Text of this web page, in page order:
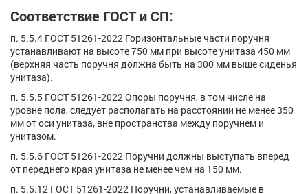
Соответствие ГОСТ и СП:
п. 5.5.4 ГОСТ 51261-2022 Горизонтальные части поручня
устанавливают на высоте 750 мм при высоте унитаза 450 мм
(верхняя часть поручня должна быть на 300 мм выше сиденья
унитаза).
п. 5.5.5 ГОСТ 51261-2022 Опоры поручня, в том числе на
уровне пола, следует располагать на расстоянии не менее 350
мм от оси унитаза, вне пространства между поручнем и
унитазом.
п. 5.5.6 ГОСТ 51261-2022 Поручни должны выступать вперед
от переднего края унитаза не менее чем на 150 мм.
п. 5.5.12 ГОСТ 51261-2022 Поручни, устанавливаемые в